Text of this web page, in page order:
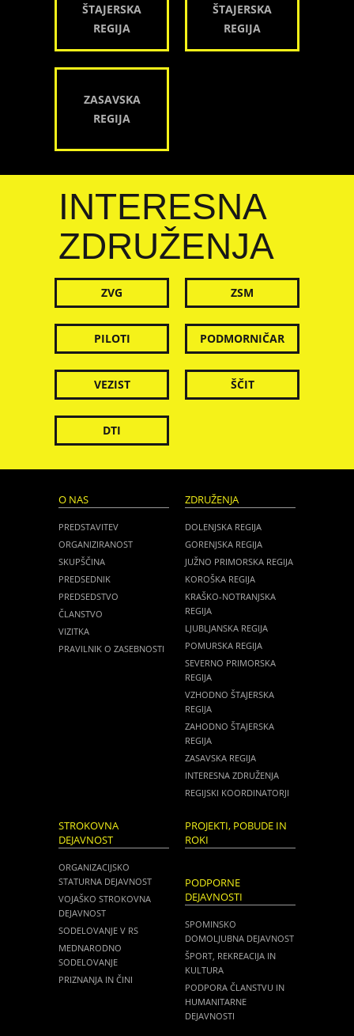
ŠTAJERSKA
REGIJA
ŠTAJERSKA
REGIJA
ZASAVSKA
REGIJA
INTERESNA
ZDRUŽENJA
ZVG ZSM
PILOTI PODMORNIČAR
VEZIST ŠČIT
DTI
O NAS
PREDSTAVITEV
ORGANIZIRANOST
SKUPŠČINA
PREDSEDNIK
PREDSEDSTVO
ČLANSTVO
VIZITKA
PRAVILNIK O ZASEBNOSTI
ZDRUŽENJA
DOLENJSKA REGIJA
GORENJSKA REGIJA
JUŽNO PRIMORSKA REGIJA
KOROŠKA REGIJA
KRAŠKO-NOTRANJSKA
REGIJA
LJUBLJANSKA REGIJA
POMURSKA REGIJA
SEVERNO PRIMORSKA
REGIJA
VZHODNO ŠTAJERSKA
REGIJA
ZAHODNO ŠTAJERSKA
REGIJA
ZASAVSKA REGIJA
INTERESNA ZDRUŽENJA
REGIJSKI KOORDINATORJI
STROKOVNA
DEJAVNOST
ORGANIZACIJSKO
STATURNA DEJAVNOST
VOJAŠKO STROKOVNA
DEJAVNOST
SODELOVANJE V RS
MEDNARODNO
SODELOVANJE
PRIZNANJA IN ČINI
PROJEKTI, POBUDE IN
ROKI
PODPORNE
DEJAVNOSTI
SPOMINSKO
DOMOLJUBNA DEJAVNOST
ŠPORT, REKREACIJA IN
KULTURA
PODPORA ČLANSTVU IN
HUMANITARNE
DEJAVNOSTI